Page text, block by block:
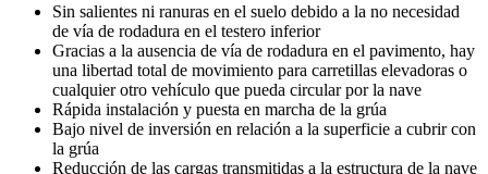
Sin salientes ni ranuras en el suelo debido a la no necesidad
de vía de rodadura en el testero inferior
Gracias a la ausencia de vía de rodadura en el pavimento, hay
una libertad total de movimiento para carretillas elevadoras o
cualquier otro vehículo que pueda circular por la nave
Rápida instalación y puesta en marcha de la grúa
Bajo nivel de inversión en relación a la superficie a cubrir con
la grúa
Reducción de las cargas transmitidas a la estructura de la nave